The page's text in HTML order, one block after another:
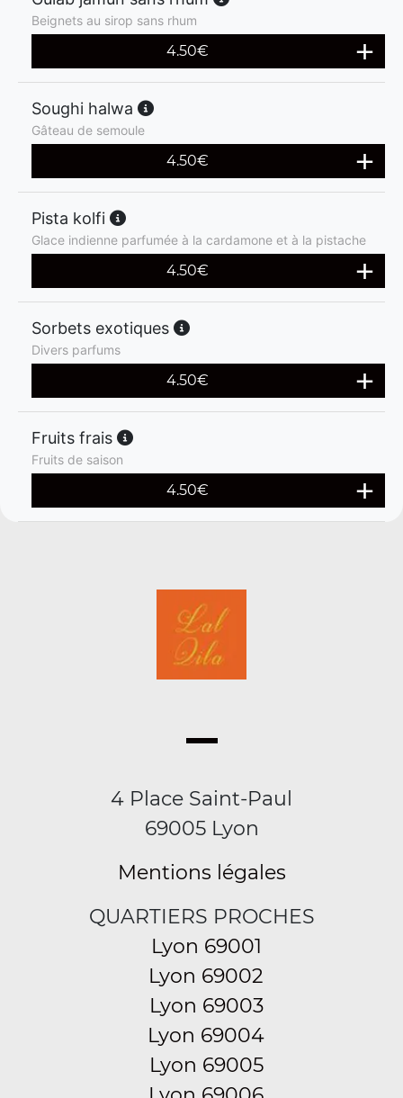
Beignets au sirop sans rhum
4.50€
Soughi halwa
Gâteau de semoule
4.50€
Pista kolfi
Glace indienne parfumée à la cardamone et à la pistache
4.50€
Sorbets exotiques
Divers parfums
4.50€
Fruits frais
Fruits de saison
4.50€
4 Place Saint-Paul
69005 Lyon
Mentions légales
QUARTIERS PROCHES
Lyon 69001
Lyon 69002
Lyon 69003
Lyon 69004
Lyon 69005